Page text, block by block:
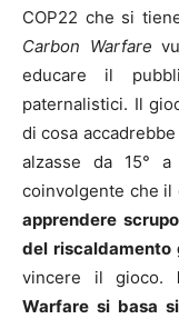
COP22 che si
Carbon Warfare
educare il
paternalistici. Il
di cosa
alzasse da 15° a
coinvolgente che
apprendere
del riscaldamento
vincere il gioco.
Warfare si basa